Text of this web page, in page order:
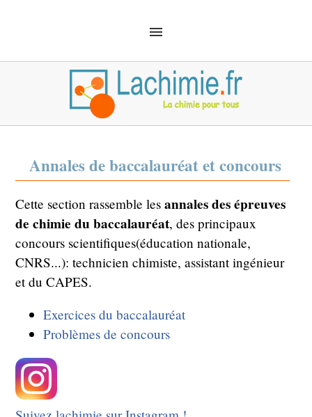
ACCUEIL
SOLUTIONS
CHIMIE ANALYTIQUE
CHIMIE ORGANIQUE
MÉCANIQUE QUANTIQUE
DÉFINITIONS
CHIMIE EMPLOI
Annales de baccalauréat et concours
Cette section rassemble les annales des épreuves
de chimie du baccalauréat, des principaux
concours scientifiques(éducation nationale,
CNRS...): technicien chimiste, assistant ingénieur
et du CAPES.
Exercices du baccalauréat
Problèmes de concours